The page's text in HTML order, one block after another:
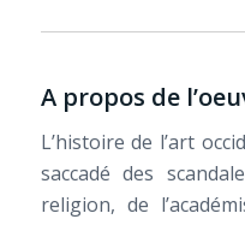
A propos de
L’histoire de l’art
saccadé des
religion, de